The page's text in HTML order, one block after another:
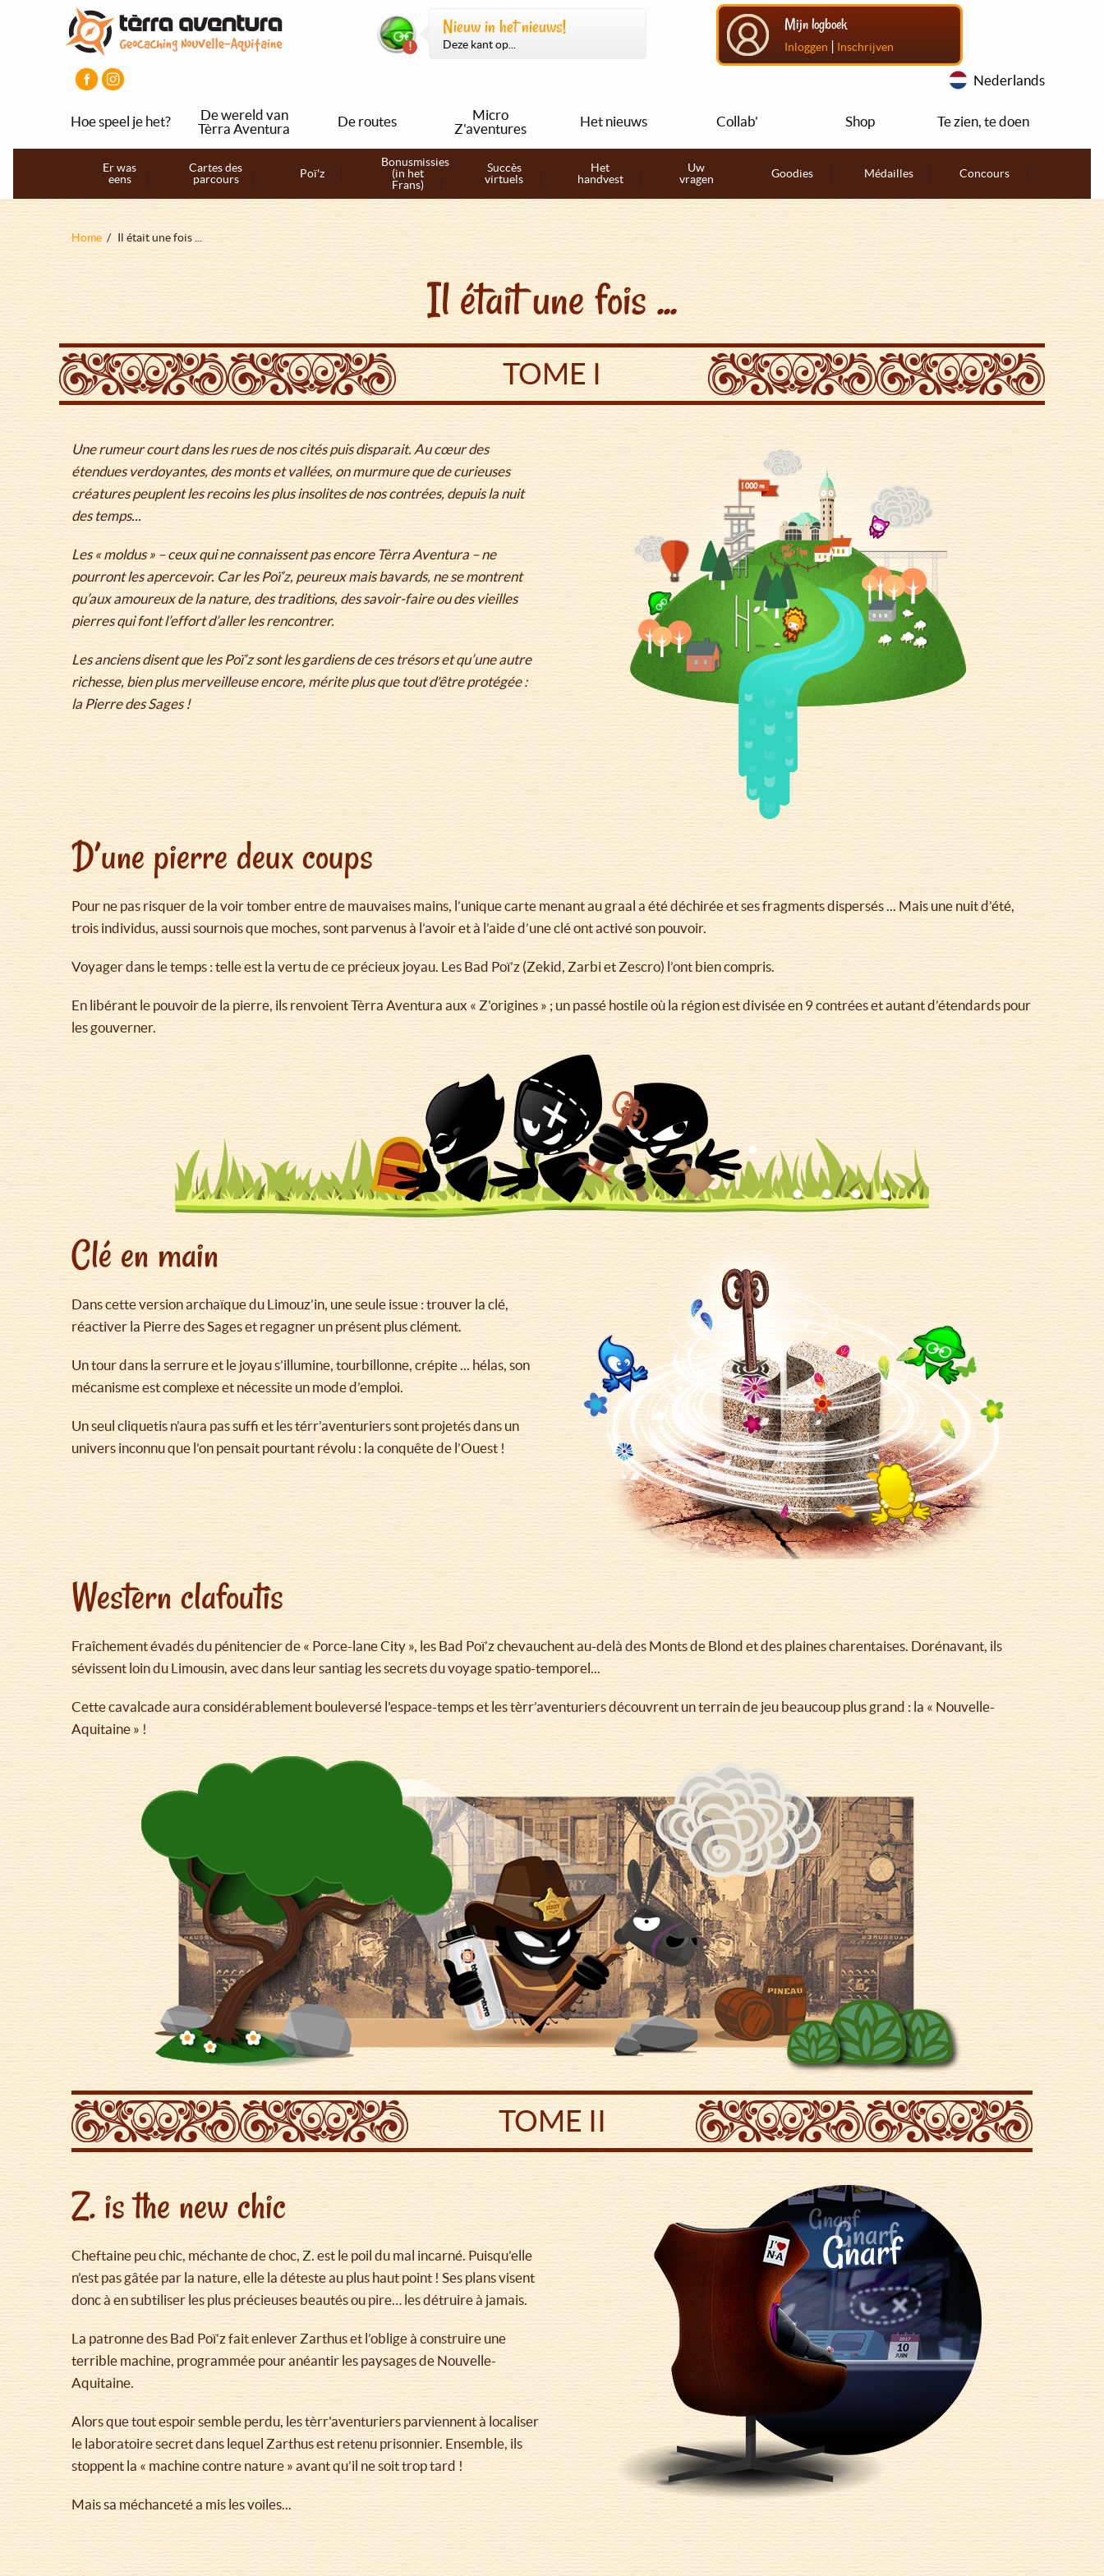
Nieuw in het nieuws!
Deze kant op...
Mijn logboek
Inloggen | Inschrijven
Nederlands
Hoe speel je het?
De wereld van
Tèrra Aventura
De routes
Micro
Z'aventures
Het nieuws Collab' Shop Te zien, te doen
principale
Er was
eens
Cartes des
parcours
Poï'z
Bonusmissies
(in het
Frans)
Succès
virtuels
Het
handvest
Uw
vragen
Goodies Médailles Concours
Kruimelpad
Home Il était une fois ...
Il était une fois ...
TOME I
Une rumeur court dans les rues de nos cités puis disparait. Au cœur des
étendues verdoyantes, des monts et vallées, on murmure que de curieuses
créatures peuplent les recoins les plus insolites de nos contrées, depuis la nuit
des temps...
Les « moldus » – ceux qui ne connaissent pas encore Tèrra Aventura – ne
pourront les apercevoir. Car les Poï’z, peureux mais bavards, ne se montrent
qu’aux amoureux de la nature, des traditions, des savoir-faire ou des vieilles
pierres qui font l’effort d’aller les rencontrer.
Les anciens disent que les Poï’z sont les gardiens de ces trésors et qu’une autre
richesse, bien plus merveilleuse encore, mérite plus que tout d'être protégée :
la Pierre des Sages !
D’une pierre deux coups
Pour ne pas risquer de la voir tomber entre de mauvaises mains, l’unique carte menant au graal a été déchirée et ses fragments dispersés ... Mais une nuit d’été,
trois individus, aussi sournois que moches, sont parvenus à l’avoir et à l’aide d’une clé ont activé son pouvoir.
Voyager dans le temps : telle est la vertu de ce précieux joyau. Les Bad Poï’z (Zekid, Zarbi et Zescro) l’ont bien compris.
En libérant le pouvoir de la pierre, ils renvoient Tèrra Aventura aux « Z'origines » ; un passé hostile où la région est divisée en 9 contrées et autant d’étendards pour
les gouverner.
Clé en main
Dans cette version archaïque du Limouz’in, une seule issue : trouver la clé,
réactiver la Pierre des Sages et regagner un présent plus clément.
Un tour dans la serrure et le joyau s’illumine, tourbillonne, crépite ... hélas, son
mécanisme est complexe et nécessite un mode d’emploi.
Un seul cliquetis n’aura pas suffi et les térr’aventuriers sont projetés dans un
univers inconnu que l’on pensait pourtant révolu : la conquête de l’Ouest !
Western clafoutis
Fraîchement évadés du pénitencier de « Porce-lane City », les Bad Poï’z chevauchent au-delà des Monts de Blond et des plaines charentaises. Dorénavant, ils
sévissent loin du Limousin, avec dans leur santiag les secrets du voyage spatio-temporel...
Cette cavalcade aura considérablement bouleversé l'espace-temps et les tèrr’aventuriers découvrent un terrain de jeu beaucoup plus grand : la « Nouvelle-
Aquitaine » !
TOME II
Z. is the new chic
Cheftaine peu chic, méchante de choc, Z. est le poil du mal incarné. Puisqu’elle
n’est pas gâtée par la nature, elle la déteste au plus haut point ! Ses plans visent
donc à en subtiliser les plus précieuses beautés ou pire… les détruire à jamais.
La patronne des Bad Poï’z fait enlever Zarthus et l’oblige à construire une
terrible machine, programmée pour anéantir les paysages de Nouvelle-
Aquitaine.
Alors que tout espoir semble perdu, les tèrr'aventuriers parviennent à localiser
le laboratoire secret dans lequel Zarthus est retenu prisonnier. Ensemble, ils
stoppent la « machine contre nature » avant qu’il ne soit trop tard !
Mais sa méchanceté a mis les voiles...